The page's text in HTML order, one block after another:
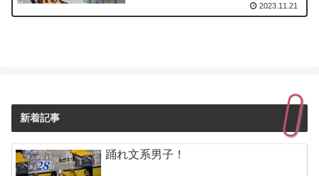
2023.11.21
新着記事
踊れ文系男子！